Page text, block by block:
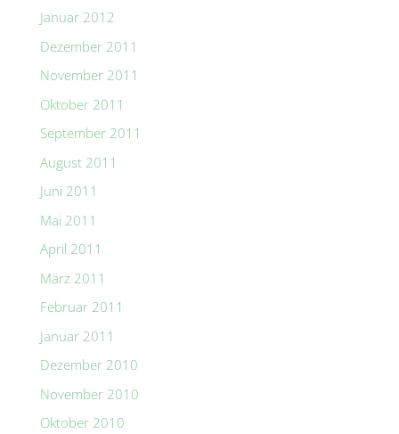
Januar 2012
Dezember 2011
November 2011
Oktober 2011
September 2011
August 2011
Juni 2011
Mai 2011
April 2011
März 2011
Februar 2011
Januar 2011
Dezember 2010
November 2010
Oktober 2010